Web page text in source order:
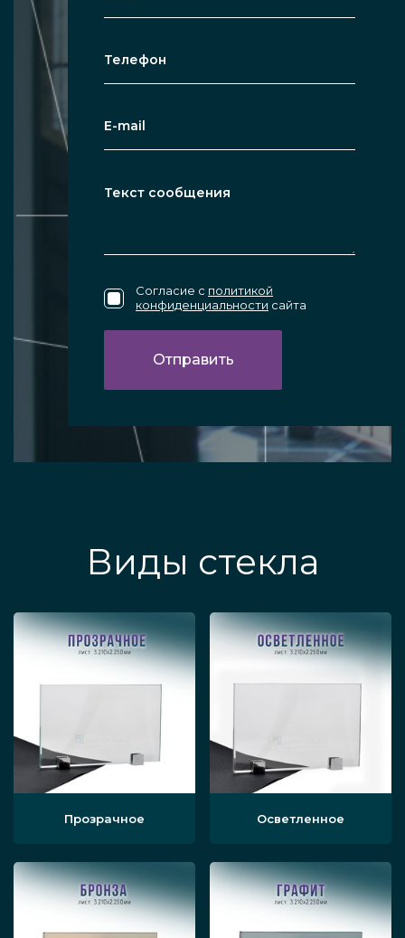
Согласие с политикой
конфиденциальности сайта
Виды стекла
Прозрачное Осветленное